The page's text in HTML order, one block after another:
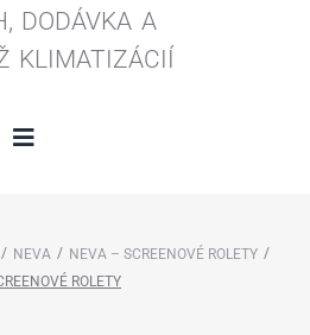
DODÁVKA A
KLIMATIZÁCIÍ
/ NEVA / NEVA – SCREENOVÉ ROLETY /
ROLETY